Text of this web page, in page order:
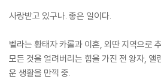
사랑받고 있구나. 좋은 일이다.
벨라는 황태자 카롤과 이혼, 외딴 지역으로
모든 것을 얼려버리는 힘을 가진 전 왕자, 앨
운 생활을 만끽 중.